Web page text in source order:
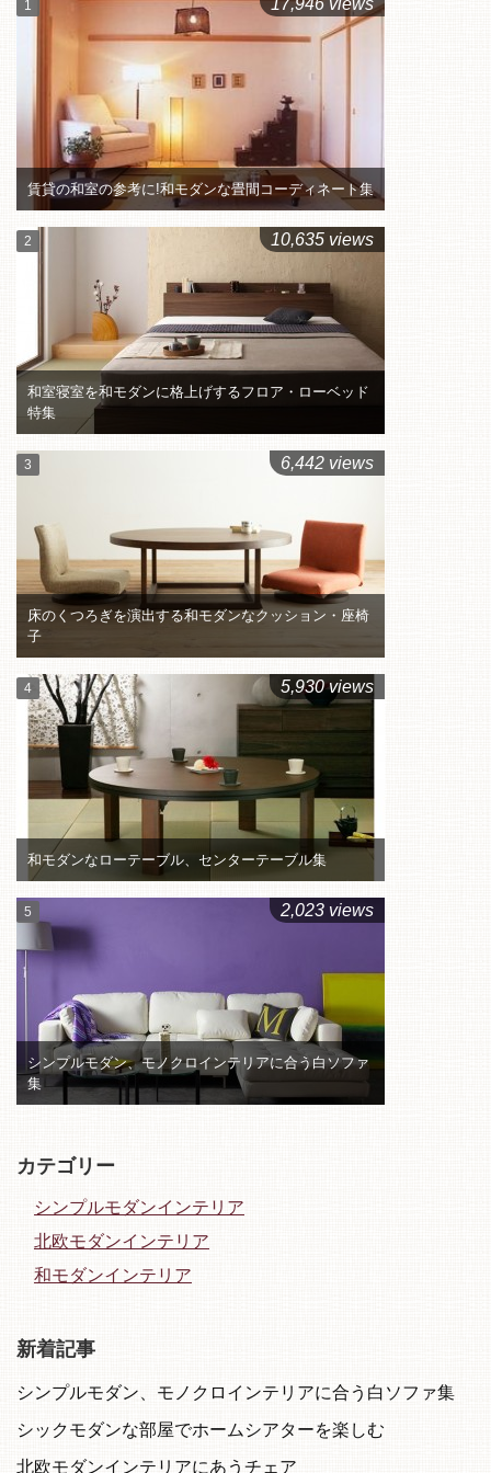
賃貸の和室の参考に!和モダンな畳間コーディネート集
和室寝室を和モダンに格上げするフロア・ローベッド
特集
10,635 views
床のくつろぎを演出する和モダンなクッション・座椅
子
6,442 views
和モダンなローテーブル、センターテーブル集
5,930 views
シンプルモダン、モノクロインテリアに合う白ソファ
集
2,023 views
カテゴリー
シンプルモダンインテリア
北欧モダンインテリア
和モダンインテリア
新着記事
シンプルモダン、モノクロインテリアに合う白ソファ集
シックモダンな部屋でホームシアターを楽しむ
北欧モダンインテリアにあうチェア